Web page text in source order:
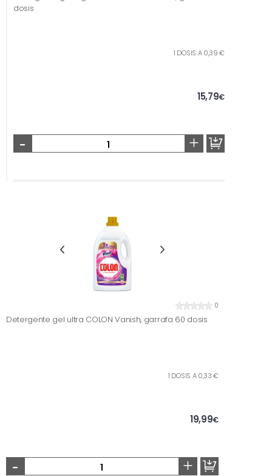
dosis
1 DOSIS A 0,39 €
15,79€
- +
0
Detergente gel ultra COLON Vanish, garrafa 60 dosis
1 DOSIS A 0,33 €
19,99€
- +